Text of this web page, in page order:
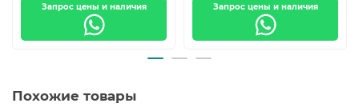
Запрос цены и наличия Запрос цены и наличия
Похожие товары